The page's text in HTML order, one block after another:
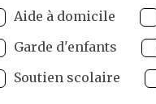
Aide à domicile
Garde d'enfants
Soutien scolaire